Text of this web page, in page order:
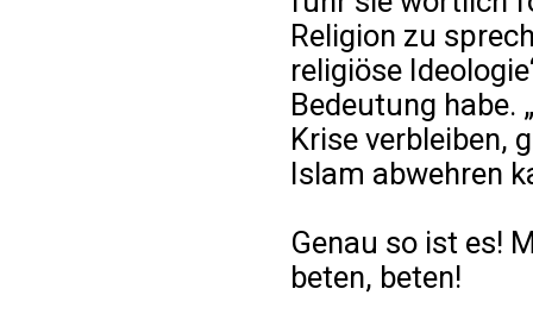
Religion zu
religiöse
Bedeutung habe.
Krise verbleiben,
Islam abwehren
Genau so ist es!
beten, beten!